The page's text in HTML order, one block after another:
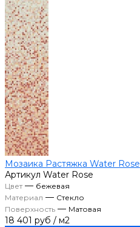
Мозаика Растяжка Water Rose
Артикул Water Rose
Цвет— бежевая
Материал — Стекло
Поверхность — Матовая
18 401 руб / м2